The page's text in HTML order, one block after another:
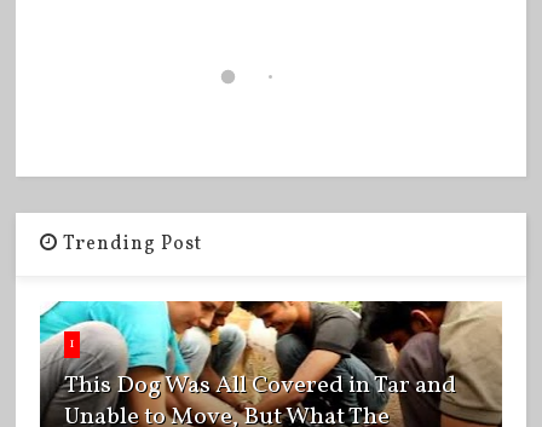
Trending Post
1
This Dog Was All Covered in Tar and
Unable to Move, But What The